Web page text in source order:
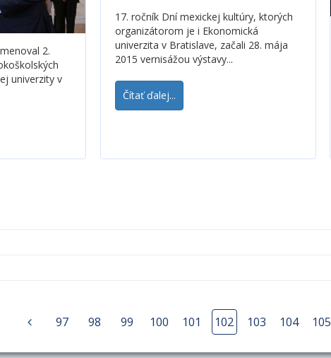
2.
univerzity v
17. ročník Dní mexickej kultúry, ktorých
organizátorom je i Ekonomická
univerzita v Bratislave, začali 28. mája
2015 vernisážou výstavy...
Čítať ďalej...
97 98 99 100 101 102 103 104 105